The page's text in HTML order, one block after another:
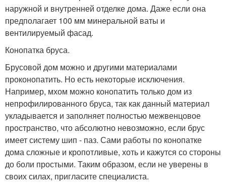
наружной и внутренней отделке дома. Даже если она
предполагает 100 мм минеральной ваты и
вентилируемый фасад.
Конопатка бруса.
Брусовой дом можно и другими материалами
проконопатить. Но есть некоторые исключения.
Например, мхом можно конопатить только дом из
непрофилированного бруса, так как данный материал
укладывается и заполняет полностью межвенцовое
пространство, что абсолютно невозможно, если брус
имеет систему шип - паз. Сами работы по конопатке
дома сложные и кропотливые, хоть и кажутся со стороны
до боли простыми. Таким образом, если не уверены в
своих силах, пригласите специалиста.